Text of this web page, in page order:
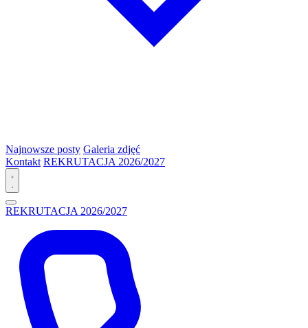
Najnowsze posty Galeria zdjęć
Kontakt REKRUTACJA 2026/2027
REKRUTACJA 2026/2027